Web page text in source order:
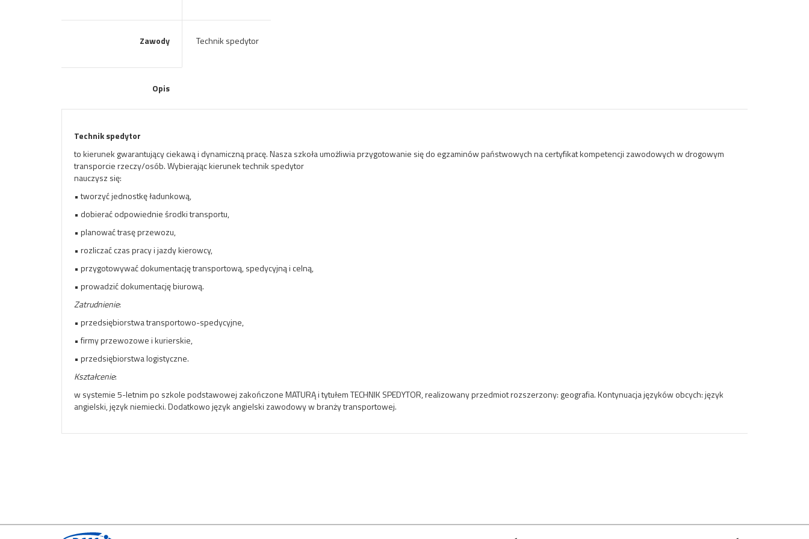
Zawody Technik spedytor
Opis
Technik spedytor
to kierunek gwarantujący ciekawą i dynamiczną pracę. Nasza szkoła umożliwia przygotowanie się do egzaminów państwowych na certyfikat kompetencji zawodowych w drogowym
transporcie rzeczy/osób. Wybierając kierunek technik spedytor
nauczysz się:
• tworzyć jednostkę ładunkową,
• dobierać odpowiednie środki transportu,
• planować trasę przewozu,
• rozliczać czas pracy i jazdy kierowcy,
• przygotowywać dokumentację transportową, spedycyjną i celną,
• prowadzić dokumentację biurową.
Zatrudnienie:
• przedsiębiorstwa transportowo-spedycyjne,
• firmy przewozowe i kurierskie,
• przedsiębiorstwa logistyczne.
Kształcenie:
w systemie 5-letnim po szkole podstawowej zakończone MATURĄ i tytułem TECHNIK SPEDYTOR, realizowany przedmiot rozszerzony: geografia. Kontynuacja języków obcych: język
angielski, język niemiecki. Dodatkowo język angielski zawodowy w branży transportowej.